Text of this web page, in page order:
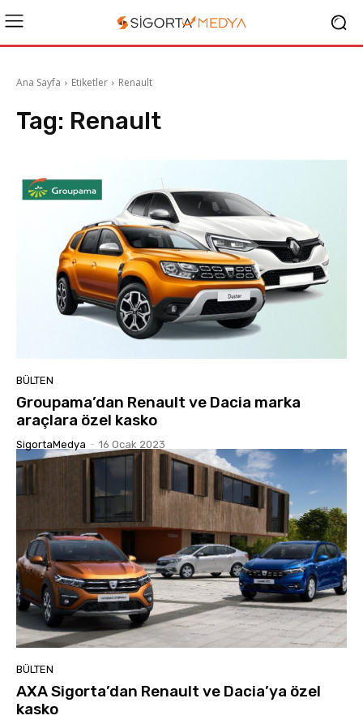
Ana Sayfa Etiketler Renault
Tag: Renault
BÜLTEN
Groupama’dan Renault ve Dacia marka
araçlara özel kasko
SigortaMedya - 16 Ocak 2023
BÜLTEN
AXA Sigorta’dan Renault ve Dacia’ya özel
kasko